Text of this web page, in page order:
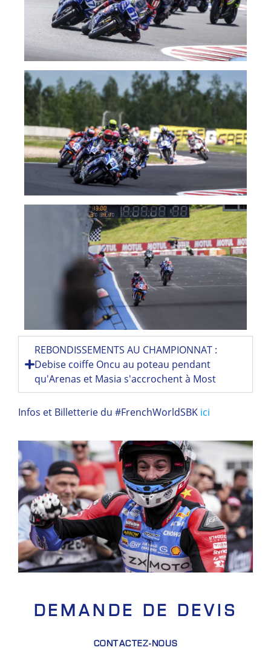
REBONDISSEMENTS AU CHAMPIONNAT :
Debise coiffe Oncu au poteau pendant
qu'Arenas et Masia s'accrochent à Most
Infos et Billetterie du #FrenchWorldSBK ici
DEMANDE DE DEVIS
CONTACTEZ-NOUS